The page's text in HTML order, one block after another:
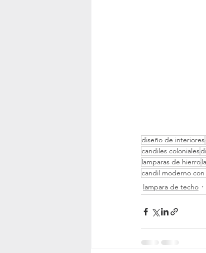
diseño de interiores
candiles coloniales
lamparas de hierro
candil moderno con
lampara de techo